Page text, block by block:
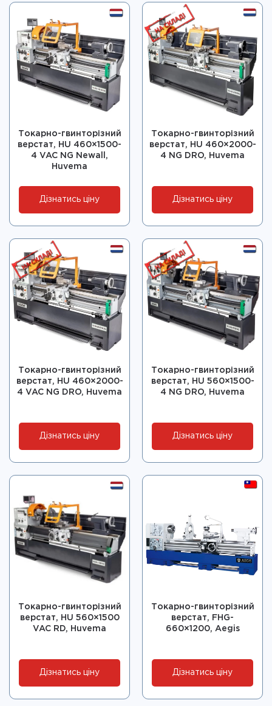
Токарно-гвинторізний
верстат, HU 460×1500-
4 VAC NG Newall,
Huvema
Дізнатись ціну
Токарно-гвинторізний
верстат, HU 460×2000-
4 NG DRO, Huvema
Дізнатись ціну
Токарно-гвинторізний
верстат, HU 460×2000-
4 VAC NG DRO, Huvema
Дізнатись ціну
Токарно-гвинторізний
верстат, HU 560×1500-
4 NG DRO, Huvema
Дізнатись ціну
Токарно-гвинторізний
верстат, HU 560×1500
VAC RD, Huvema
Дізнатись ціну
Токарно-гвинторізний
верстат, FHG-
660×1200, Aegis
Дізнатись ціну